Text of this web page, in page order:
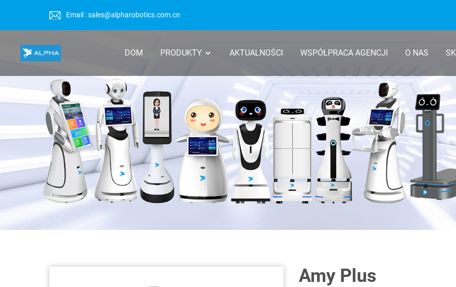
Email : sales@alpharobotics.com.cn
DOM PRODUKTY AKTUALNOŚCI WSPÓŁPRACA AGENCJI O NAS
Amy Plus